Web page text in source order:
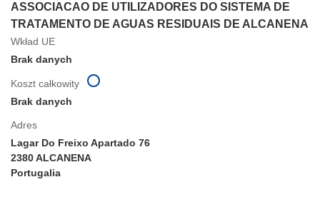
ASSOCIACAO DE UTILIZADORES DO SISTEMA DE
TRATAMENTO DE AGUAS RESIDUAIS DE ALCANENA
Wkład UE
Brak danych
Adres
Lagar Do Freixo Apartado 76
2380 ALCANENA
Portugalia
Koszt całkowity
Brak danych